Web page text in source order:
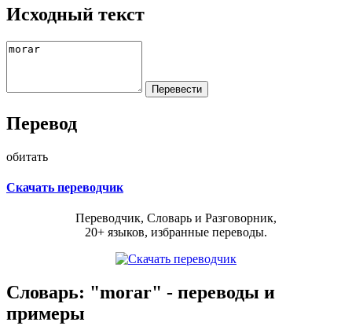
Исходный текст
Перевод
обитать
Скачать переводчик
Переводчик, Словарь и Разговорник,
20+ языков, избранные переводы.
Словарь: "morar" - переводы и
примеры